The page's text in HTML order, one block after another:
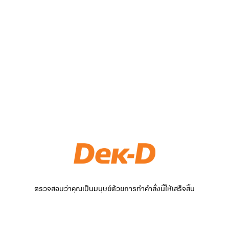
ตรวจสอบว่าคุณเป็นมนุษย์ด้วยการทำคำสั่งนี้ให้เสร็จสิ้น